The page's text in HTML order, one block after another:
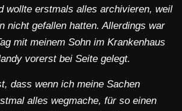
wollte erstmals alles archivieren, weil
nicht gefallen hatten. Allerdings war
mit meinem Sohn im Krankenhaus
vorerst bei Seite gelegt.
dass wenn ich meine Sachen
alles wegmache, für so einen